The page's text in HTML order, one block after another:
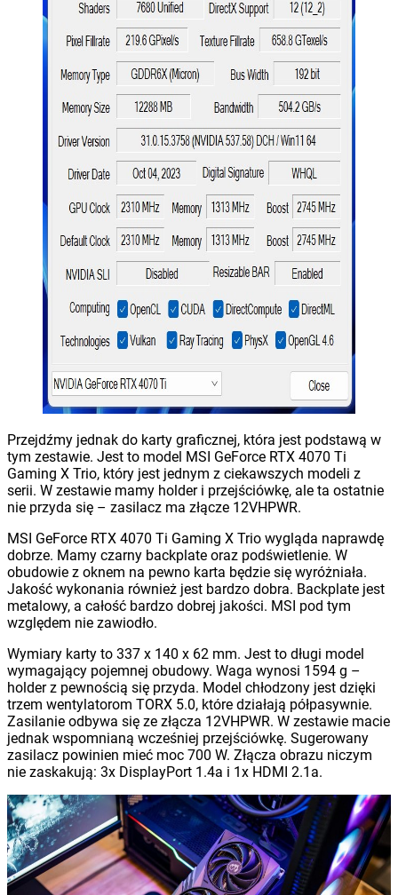
Przejdźmy jednak do karty graficznej, która jest podstawą w
tym zestawie. Jest to model MSI GeForce RTX 4070 Ti
Gaming X Trio, który jest jednym z ciekawszych modeli z
serii. W zestawie mamy holder i przejściówkę, ale ta ostatnie
nie przyda się – zasilacz ma złącze 12VHPWR.
MSI GeForce RTX 4070 Ti Gaming X Trio wygląda naprawdę
dobrze. Mamy czarny backplate oraz podświetlenie. W
obudowie z oknem na pewno karta będzie się wyróżniała.
Jakość wykonania również jest bardzo dobra. Backplate jest
metalowy, a całość bardzo dobrej jakości. MSI pod tym
względem nie zawiodło.
Wymiary karty to 337 x 140 x 62 mm. Jest to długi model
wymagający pojemnej obudowy. Waga wynosi 1594 g –
holder z pewnością się przyda. Model chłodzony jest dzięki
trzem wentylatorom TORX 5.0, które działają półpasywnie.
Zasilanie odbywa się ze złącza 12VHPWR. W zestawie macie
jednak wspomnianą wcześniej przejściówkę. Sugerowany
zasilacz powinien mieć moc 700 W. Złącza obrazu niczym
nie zaskakują: 3x DisplayPort 1.4a i 1x HDMI 2.1a.